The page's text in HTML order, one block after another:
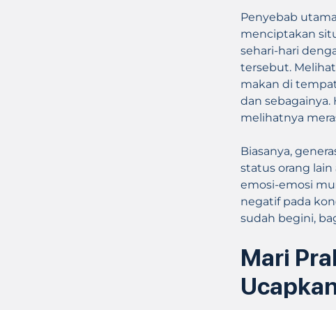
Penyebab
menciptakan
sehari-hari
tersebut.
makan di
dan
melihatnya
Biasanya,
status orang lain
emosi-emosi
negatif pada
sudah begini,
Mari